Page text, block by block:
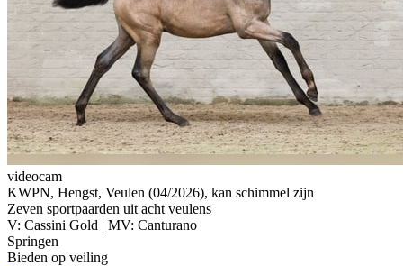
videocam
KWPN, Hengst, Veulen (04/2026), kan schimmel zijn
Zeven sportpaarden uit acht veulens
V: Cassini Gold | MV: Canturano
Springen
Bieden op veiling